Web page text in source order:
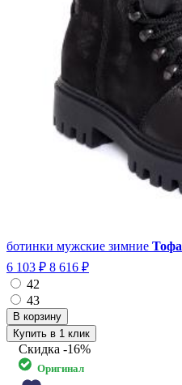
ботинки мужские зимние Тофа
6 103 ₽ 8 616 ₽
42
43
Купить в 1 клик
Скидка -16%
Оригинал